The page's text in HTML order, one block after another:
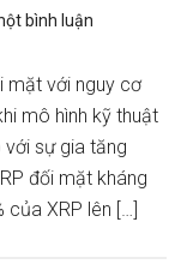
bình luận
mặt với nguy cơ
mô hình kỹ thuật
sự gia tăng
đối mặt kháng
của XRP lên […]